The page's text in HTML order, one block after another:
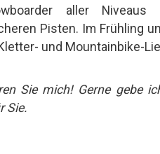
aller
Pisten. Im Frühling
und Mountainbike-
Sie mich! Gerne gebe
Sie.